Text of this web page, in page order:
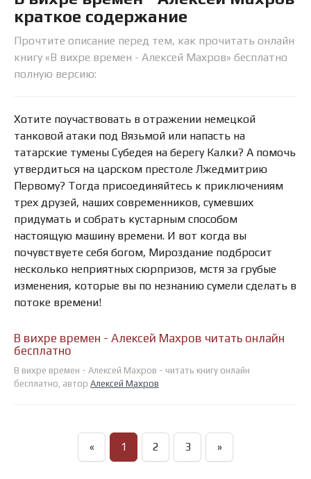
краткое содержание
Прочтите описание перед тем, как прочитать онлайн
книгу «В вихре времен - Алексей Махров» бесплатно
полную версию:
Хотите поучаствовать в отражении немецкой
танковой атаки под Вязьмой или напасть на
татарские тумены Субедея на берегу Калки? А помочь
утвердиться на царском престоле Лжедмитрию
Первому? Тогда присоединяйтесь к приключениям
трех друзей, наших современников, сумевших
придумать и собрать кустарным способом
настоящую машину времени. И вот когда вы
почувствуете себя богом, Мироздание подбросит
несколько неприятных сюрпризов, мстя за грубые
изменения, которые вы по незнанию сумели сделать в
потоке времени!
В вихре времен - Алексей Махров читать онлайн
бесплатно
В вихре времен - Алексей Махров - читать книгу онлайн
бесплатно, автор Алексей Махров
« 1 2 3 »